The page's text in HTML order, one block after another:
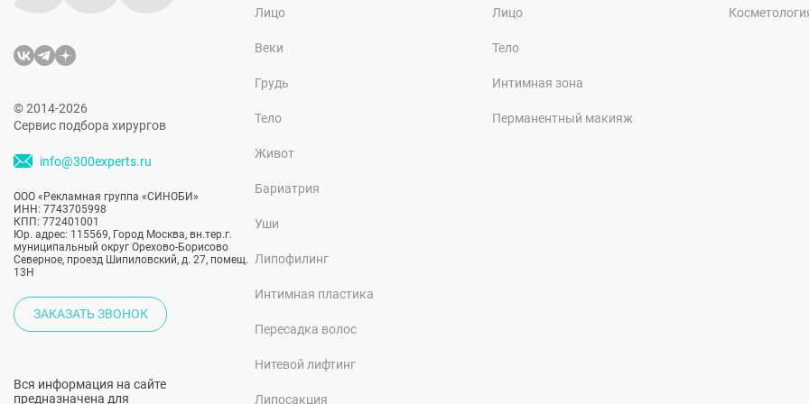
© 2014-2026
Сервис подбора хирургов
info@300experts.ru
ООО «Рекламная группа «СИНОБИ»
ИНН: 7743705998
КПП: 772401001
Юр. адрес: 115569, Город Москва, вн.тер.г.
муниципальный округ Орехово-Борисово
Северное, проезд Шипиловский, д. 27, помещ.
13Н
ЗАКАЗАТЬ ЗВОНОК
Вся информация на сайте
предназначена для
Лицо
Веки
Грудь
Тело
Живот
Бариатрия
Уши
Липофилинг
Интимная пластика
Пересадка волос
Нитевой лифтинг
Липосакция
Лицо
Тело
Интимная зона
Перманентный макияж